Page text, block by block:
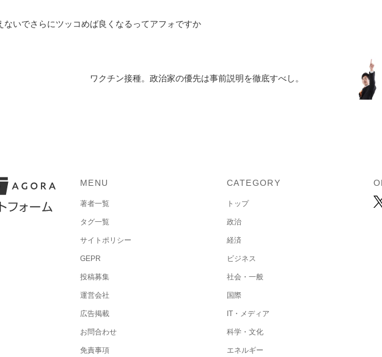
ないでさらにツッコめば良くなるってアフォですか
ワクチン接種。政治家の優先は事前説明を徹底すべし。
MENU
著者一覧
タグ一覧
サイトポリシー
GEPR
投稿募集
運営会社
広告掲載
お問合わせ
免責事項
CATEGORY
トップ
政治
経済
ビジネス
社会・一般
国際
IT・メディア
科学・文化
エネルギー